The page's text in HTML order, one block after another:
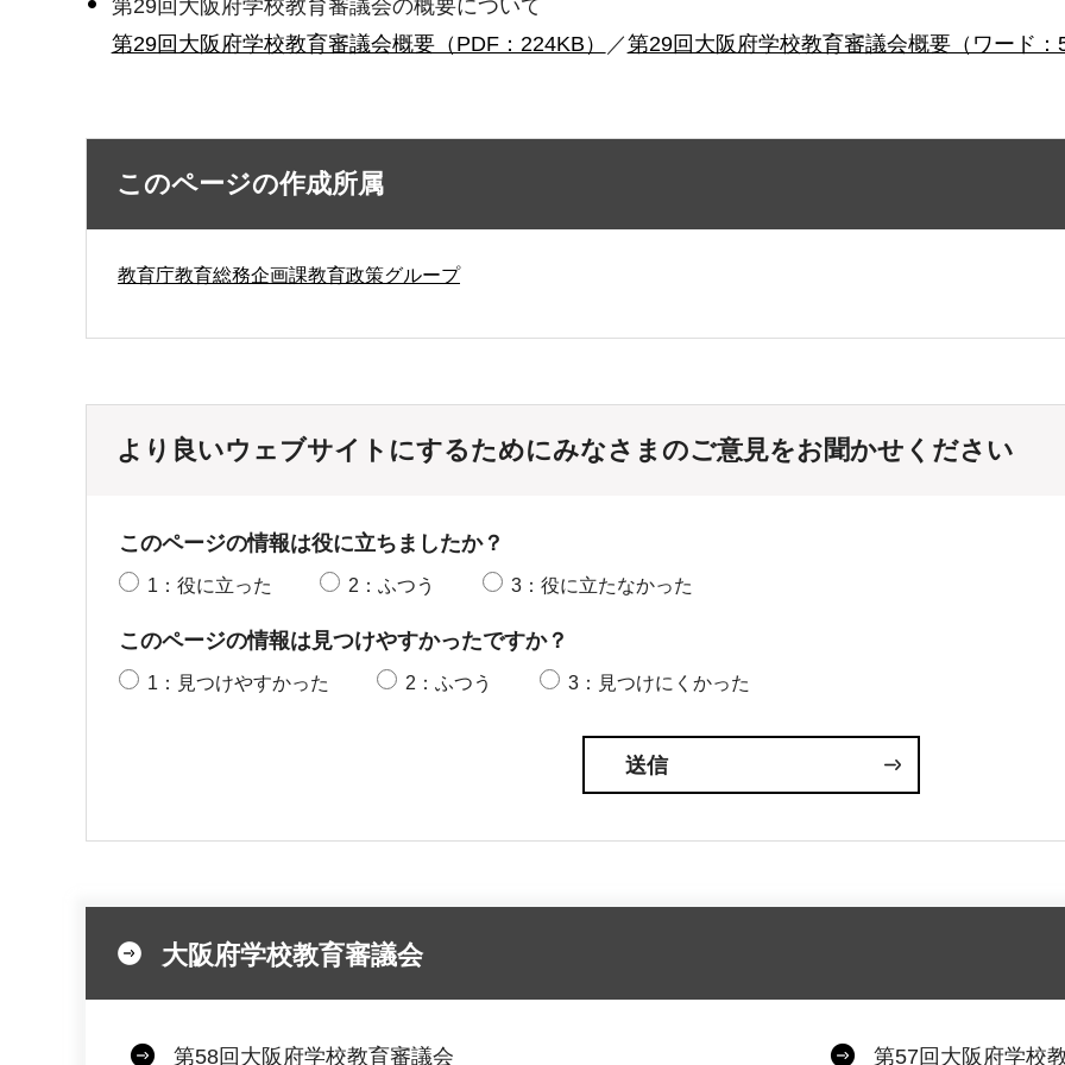
第29回大阪府学校教育審議会の概要について
第29回大阪府学校教育審議会概要（PDF：224KB）
／第29回大阪府学校教育審議会概要（ワード：
このページの作成所属
教育庁教育総務企画課教育政策グループ
より良いウェブサイトにするためにみなさまのご意見をお聞かせください
このページの情報は役に立ちましたか？
1：役に立った 2：ふつう 3：役に立たなかった
このページの情報は見つけやすかったですか？
1：見つけやすかった 2：ふつう 3：見つけにくかった
大阪府学校教育審議会
第58回大阪府学校教育審議会 第57回大阪府学校